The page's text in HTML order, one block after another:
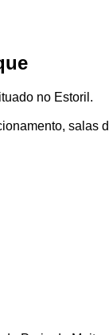
no Estoril.
salas